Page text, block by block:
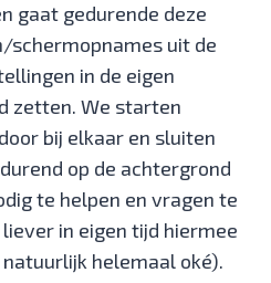
gaat gedurende deze
schermopnames uit de
in de eigen
zetten. We starten
bij elkaar en sluiten
op de achtergrond
te helpen en vragen te
in eigen tijd hiermee
helemaal oké).